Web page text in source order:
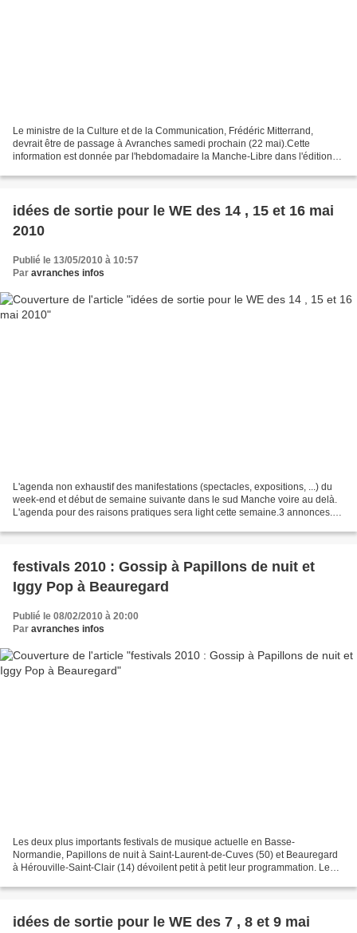
Le ministre de la Culture et de la Communication, Frédéric Mitterrand,
devrait être de passage à Avranches samedi prochain (22 mai).Cette
information est donnée par l'hebdomadaire la Manche-Libre dans l'édition
idées de sortie pour le WE des 14 , 15 et 16 mai
2010
Publié le 13/05/2010 à 10:57
Par avranches infos
L'agenda non exhaustif des manifestations (spectacles, expositions, ...) du
week-end et début de semaine suivante dans le sud Manche voire au delà.
L'agenda pour des raisons pratiques sera light cette semaine.3 annonces.A
festivals 2010 : Gossip à Papillons de nuit et
Iggy Pop à Beauregard
Publié le 08/02/2010 à 20:00
Par avranches infos
Les deux plus importants festivals de musique actuelle en Basse-
Normandie, Papillons de nuit à Saint-Laurent-de-Cuves (50) et Beauregard
à Hérouville-Saint-Clair (14) dévoilent petit à petit leur programmation. Le
idées de sortie pour le WE des 7 , 8 et 9 mai